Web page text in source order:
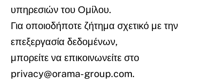
υπηρεσιών του Ομίλου.
Για οποιοδήποτε ζήτημα σχετικό με την
επεξεργασία δεδομένων,
μπορείτε να επικοινωνείτε στο
privacy@orama-group.com.